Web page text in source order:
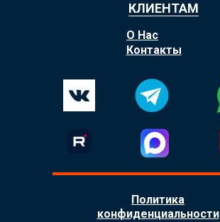
КЛИЕНТАМ
Политика
конфиденциальности
О Нас
Контакты